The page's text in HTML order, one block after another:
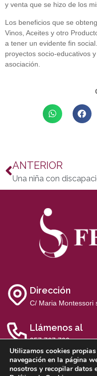
y venta que se hizo de los
Los beneficios que se
Vinos, Aceites y otro
a tener un evidente fin
proyectos socio-educativos
asociación.
ANTERIOR
Dirección
C/ Maria Montessori
Llámenos al
957 767 700
Utilizamos cookies
navegación en la página
nosotros y recopilar datos